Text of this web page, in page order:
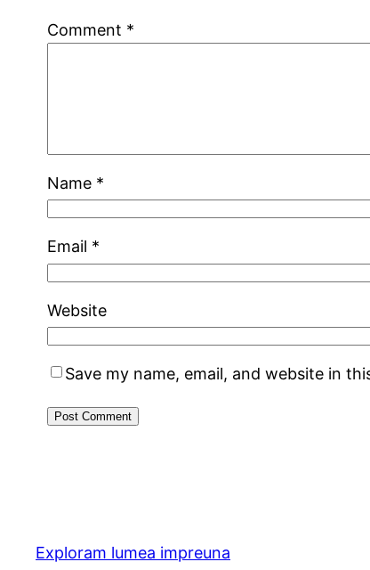
Comment *
Name *
Email *
Website
Save my name, email, and website in
Exploram lumea impreuna